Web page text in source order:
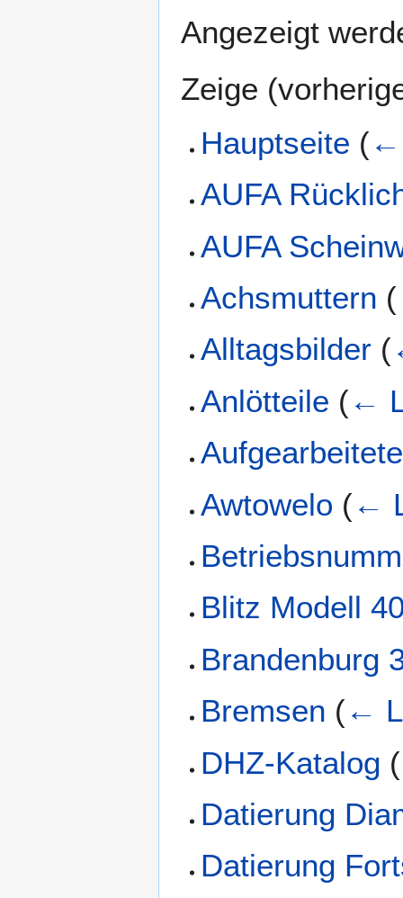
Angezeigt
Zeige (
Hauptseite (←
AUFA
AUFA
Achsmuttern (
Alltagsbilder (
Anlötteile (←
Awtowelo (←
Blitz Modell
Brandenburg
Bremsen (←
DHZ-Katalog (
Datierung
Datierung